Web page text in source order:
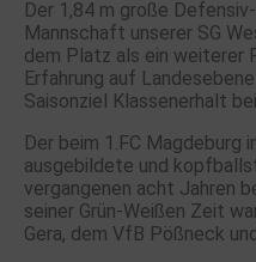
Der 1,84 m große
Mannschaft unserer SG
dem Platz als ein weiterer
Erfahrung auf
Saisonziel Klassenerhalt
Der beim 1.FC Magdeburg
ausgebildete und
vergangenen acht Jahren
seiner Grün-Weißen Zeit
Gera, dem VfB Pößneck